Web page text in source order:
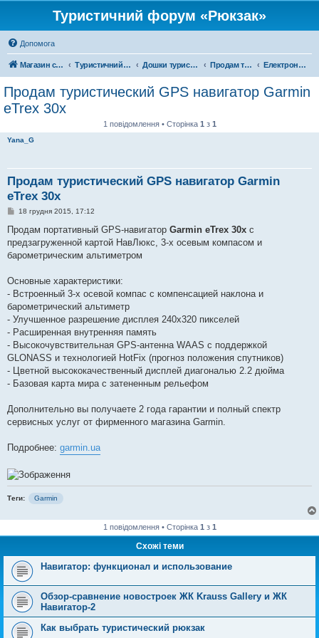
Туристичний форум «Рюкзак»
Допомога
Магазин спорядження Туристичний форум «Рюкзак» Дошки туристичних оголошень Продам туристичне спорядження Електроніка
Продам туристический GPS навигатор Garmin
eTrex 30x
1 повідомлення • Сторінка 1 з 1
Yana_G
Продам туристический GPS навигатор Garmin
eTrex 30x
П
в
д
о
м
е
н
я
18 грудня 2015, 17:12
Продам портативный GPS-навигатор Garmin eTrex 30x с
предзагруженной картой НавЛюкс, 3-х осевым компасом и
барометрическим альтиметром
Основные характеристики:
- Встроенный 3-х осевой компас с компенсацией наклона и
барометрический альтиметр
- Улучшенное разрешение дисплея 240х320 пикселей
- Расширенная внутренняя память
- Высокочувствительная GPS-антенна WAAS с поддержкой
GLONASS и технологией HotFix (прогноз положения спутников)
- Цветной высококачественный дисплей диагональю 2.2 дюйма
- Базовая карта мира с затененным рельефом
Дополнительно вы получаете 2 года гарантии и полный спектр
сервисных услуг от фирменного магазина Garmin.
Подробнее: garmin.ua
Теги: Garmin
1 повідомлення • Сторінка 1 з 1
Схожі теми
Навигатор: функционал и использование
Обзор-сравнение новостроек ЖК Krauss Gallery и ЖК
Навигатор-2
Как выбрать туристический рюкзак